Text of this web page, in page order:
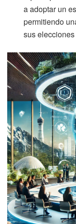
a adoptar un
permitiendo
sus